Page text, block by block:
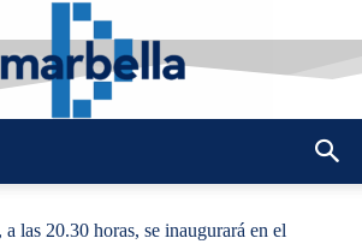
las 20.30 horas, se inaugurará en el